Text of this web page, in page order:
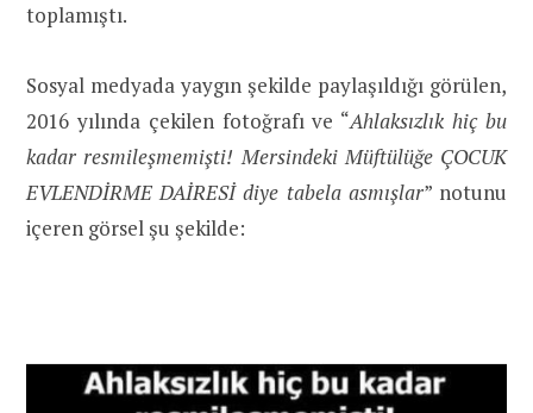
toplamıştı.
Sosyal medyada yaygın şekilde paylaşıldığı görülen,
2016 yılında çekilen fotoğrafı ve “Ahlaksızlık hiç bu
kadar resmileşmemişti! Mersindeki Müftülüğe ÇOCUK
EVLENDİRME DAİRESİ diye tabela asmışlar” notunu
içeren görsel şu şekilde: